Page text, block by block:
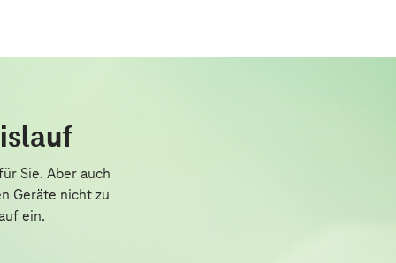
Sie. Aber auch
Geräte nicht zu
ein.